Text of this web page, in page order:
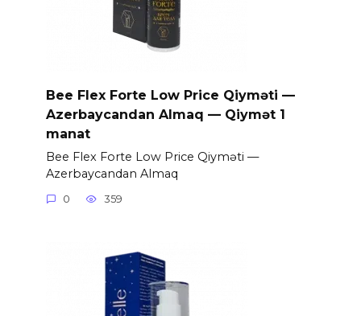
Bee Flex Forte Low Price Qiyməti —
Azerbaycandan Almaq — Qiymət 1
manat
Bee Flex Forte Low Price Qiyməti —
Azerbaycandan Almaq
0 359